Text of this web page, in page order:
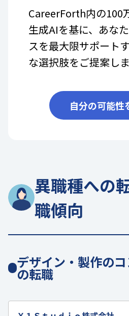
CareerForth内の100
生成AIを基に、あな
スを最大限サポート
な選択肢をご提案しま
自分の可能性
異職種への
職傾向
デザイン・製作の
の転職